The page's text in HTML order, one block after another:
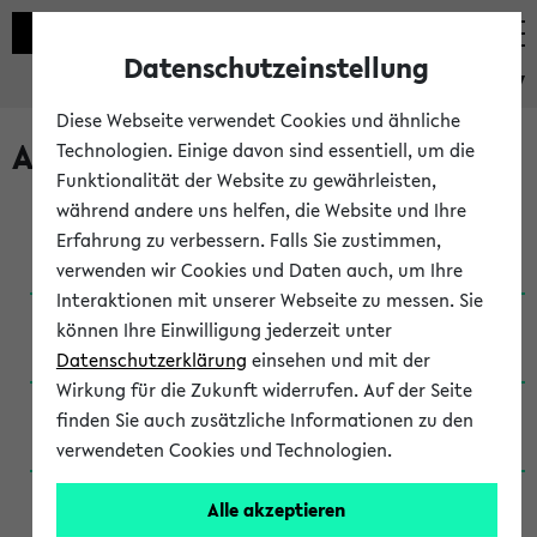
eKVV
Archivierte Studiengänge
Anglistik: British and American Studies / B.A.
(Einschreibung bis WiSe 16/17)
Anglistik: British and American Studies / B.A.
(Einschreibung bis SoSe 2015)
Anglistik: British and American Studies / B.A.
(Einschreibung bis SoSe 2013)
Anglistik: British and American Studies / Ba
(Einschreibung bis SoSe 2011)
Datenschutzeinstellung
Diese Webseite verwendet Cookies und ähnliche
Technologien. Einige davon sind essentiell, um die
Funktionalität der Website zu gewährleisten,
während andere uns helfen, die Website und Ihre
Erfahrung zu verbessern. Falls Sie zustimmen,
verwenden wir Cookies und Daten auch, um Ihre
Interaktionen mit unserer Webseite zu messen. Sie
können Ihre Einwilligung jederzeit unter
Datenschutzerklärung einsehen und mit der
Wirkung für die Zukunft widerrufen. Auf der Seite
finden Sie auch zusätzliche Informationen zu den
verwendeten Cookies und Technologien.
Alle akzeptieren